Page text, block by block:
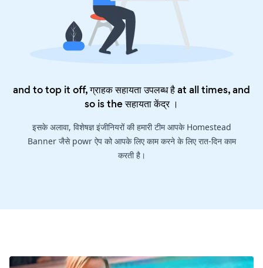
and to top it off, ग्राहक सहायता उपलब्ध है at all times, and
so is theसहायता केंद्र।
इसके अलावा, विशेषज्ञ इंजीनियरों की हमारी टीम आपके Homestead
Banner जैसे powr ऐप को आपके लिए काम करने के लिए रात-दिन काम
करती है।